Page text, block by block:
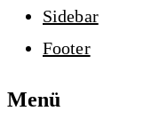
Sidebar
Footer
Menü